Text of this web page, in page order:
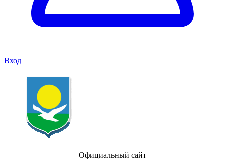
Вход
Официальный сайт